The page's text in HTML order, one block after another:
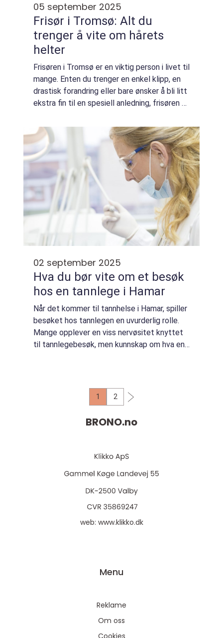
05 september 2025
Frisør i Tromsø: Alt du
trenger å vite om hårets
helter
Frisøren i Tromsø er en viktig person i livet til
mange. Enten du trenger en enkel klipp, en
drastisk forandring eller bare ønsker å bli litt
ekstra fin til en spesiell anledning, frisøren er
02 september 2025
Hva du bør vite om et besøk
hos en tannlege i Hamar
Når det kommer til tannhelse i Hamar, spiller
besøket hos tannlegen en uvurderlig rolle.
Mange opplever en viss nervøsitet knyttet
til tannlegebesøk, men kunnskap om hva en
1 2
BRONO.no
web: www.klikko.dk
Menu
Reklame
Om oss
Cookies